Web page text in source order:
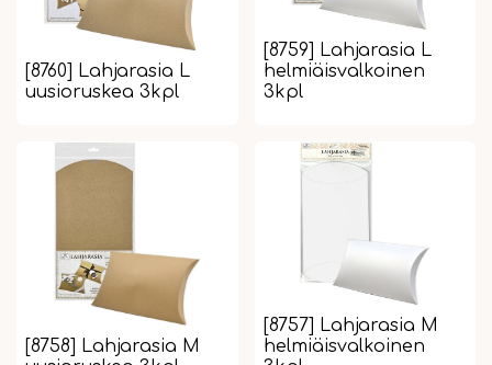
[8760] Lahjarasia L
uusioruskea 3kpl
[8759] Lahjarasia L
helmiäisvalkoinen
3kpl
[8758] Lahjarasia M
[8757] Lahjarasia M
helmiäisvalkoinen